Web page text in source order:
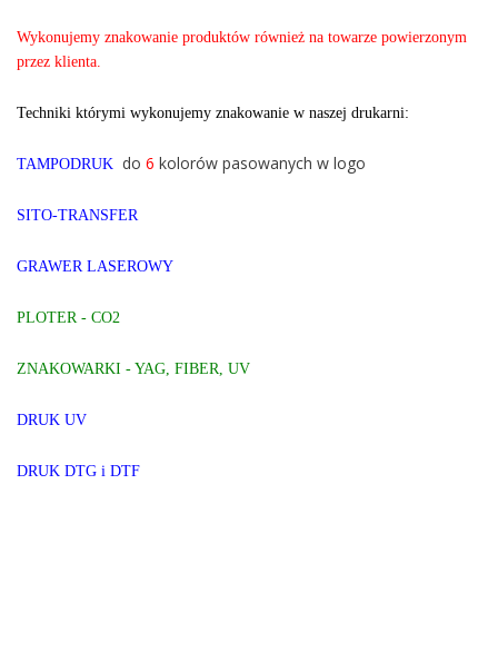
Wykonujemy znakowanie produktów również na towarze powierzonym
przez klienta.
Techniki którymi wykonujemy znakowanie w naszej drukarni:
TAMPODRUK do 6 kolorów pasowanych w logo
SITO-TRANSFER
GRAWER LASEROWY
PLOTER - CO2
ZNAKOWARKI - YAG, FIBER, UV
DRUK UV
DRUK DTG i DTF